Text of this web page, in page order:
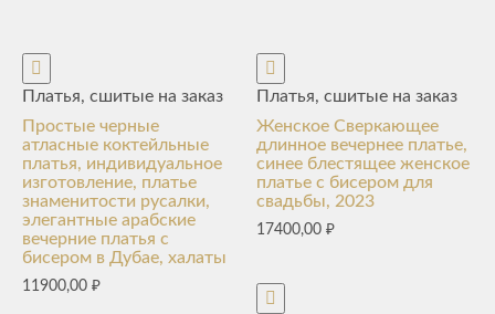
Платья, сшитые на заказ
Простые черные
атласные коктейльные
платья, индивидуальное
изготовление, платье
знаменитости русалки,
элегантные арабские
вечерние платья с
бисером в Дубае, халаты
11900,00 ₽
Платья, сшитые на заказ
Женское Сверкающее
длинное вечернее платье,
синее блестящее женское
платье с бисером для
свадьбы, 2023
17400,00₽